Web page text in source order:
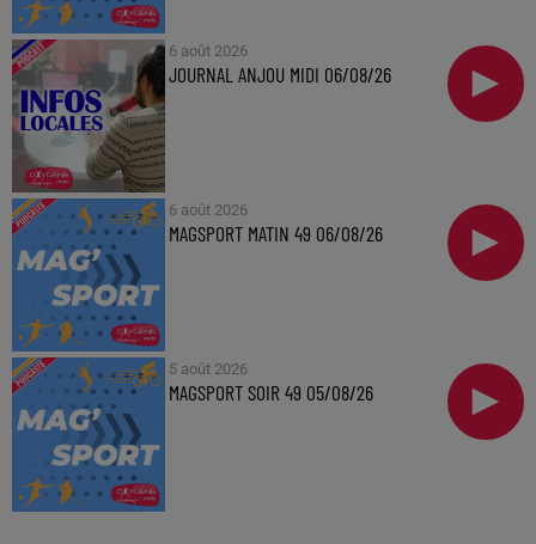
6 août 2026
JOURNAL ANJOU MIDI 06/08/26
6 août 2026
MAGSPORT MATIN 49 06/08/26
5 août 2026
MAGSPORT SOIR 49 05/08/26